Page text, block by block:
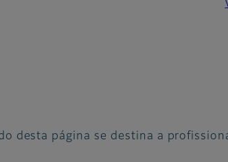
desta página se destina a